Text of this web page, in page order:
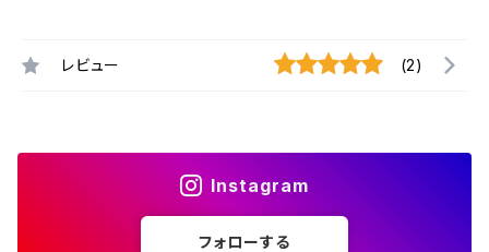
レビュー (2)
Instagram
フォローする